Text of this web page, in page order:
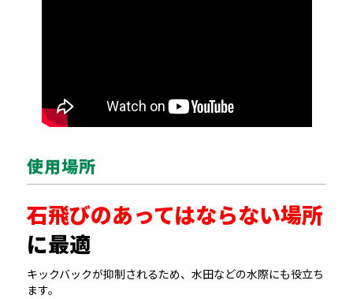
使用場所
石飛びのあってはならない場所
に最適
キックバックが抑制されるため、水田などの水際にも役立ち
ます。